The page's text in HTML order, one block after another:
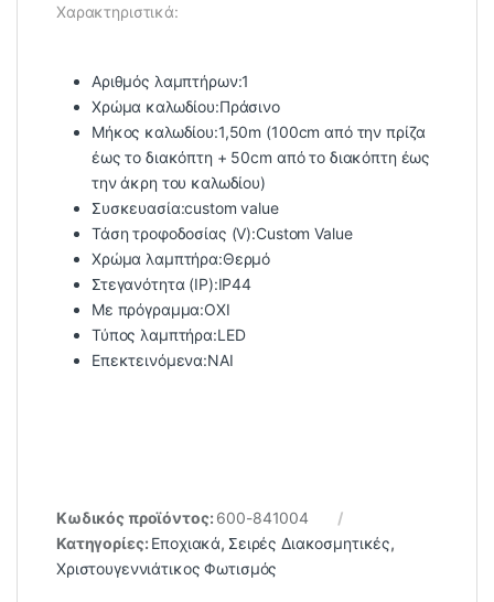
Χαρακτηριστικά:
Αριθμός λαμπτήρων:1
Χρώμα καλωδίου:Πράσινο
Μήκος καλωδίου:1,50m (100cm από την πρίζα
έως το διακόπτη + 50cm από το διακόπτη έως
την άκρη του καλωδίου)
Συσκευασία:custom value
Τάση τροφοδοσίας (V):Custom Value
Χρώμα λαμπτήρα:Θερμό
Στεγανότητα (IP):IP44
Με πρόγραμμα:ΟΧΙ
Τύπος λαμπτήρα:LED
Επεκτεινόμενα:ΝΑΙ
Κωδικός προϊόντος: 600-841004
Κατηγορίες: Εποχιακά, Σειρές Διακοσμητικές,
Χριστουγεννιάτικος Φωτισμός